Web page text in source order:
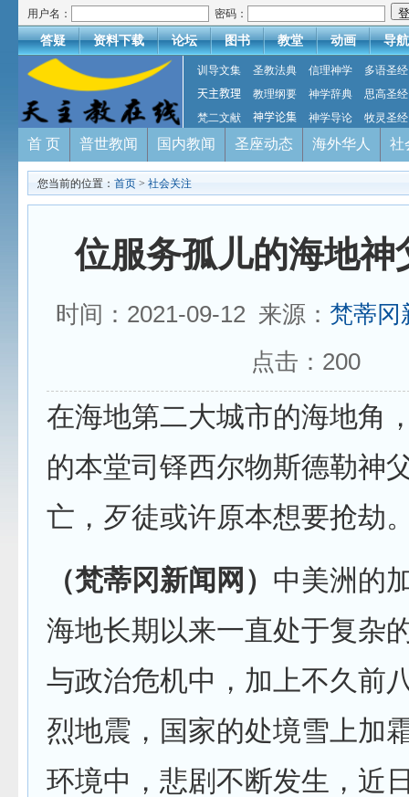
用户名： 密码：
答疑 资料下载 论坛 图书 教堂 动画 导航
训导文集 圣教法典 信理神学
多语圣经
天主教理
教理纲要 神学辞典
思高圣经
梵二文献
神学论集 神学导论 牧灵圣经
首 页 普世教闻 国内教闻 圣座动态 海外华人 社
您当前的位置： 首页 > 社会关注
位服务孤儿的海地神
时间：2021-09-12 来源： 梵蒂冈
点击： 200
在海地第二大城市的海地角
的本堂司铎西尔物斯德勒神
亡，歹徒或许原本想要抢劫
（梵蒂冈新闻网） 中美洲的
海地长期以来一直处于复杂
与政治危机中，加上不久前
烈地震，国家的处境雪上加
环境中，悲剧不断发生，近